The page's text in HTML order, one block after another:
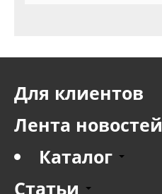
Для клиентов
Лента новостей
Каталог
Статьи